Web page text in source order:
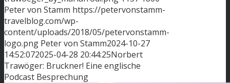
Peter von Stamm https://petervonstamm-
travelblog.com/wp-
content/uploads/2018/05/petervonstamm-
logo.png Peter von Stamm2024-10-27
14:52:072025-04-28 20:44:25Norbert
Trawöger: Bruckner! Eine englische
Podcast Besprechung